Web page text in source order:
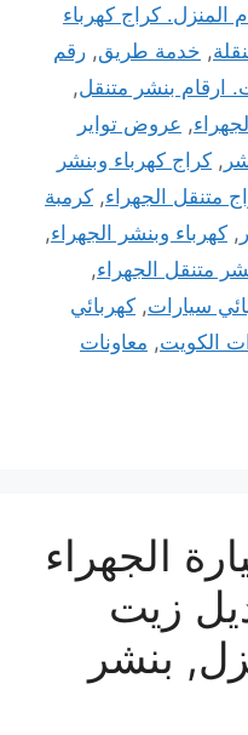
المنزل. كراج كهرباء
, خدمة طريق, رقم
ارقام بنشر متنقل,
, عروض تواير
, كراج كهرباء وبنشر
متنقل الجهراء, كرمبة
, كهرباء وبنشر الجهراء,
متنقل الجهراء,
سيارات, كهربائي
الكويت, معاونات
الجهراء
تبديل زيت
بنشر